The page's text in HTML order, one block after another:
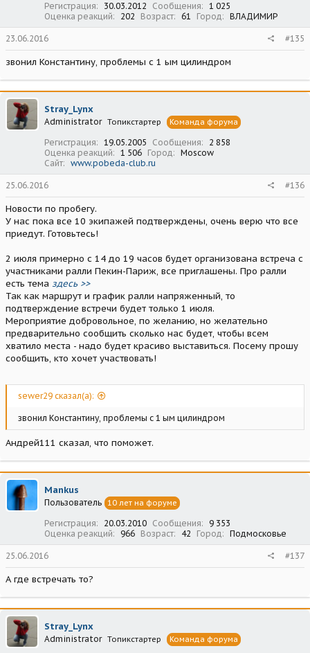
Регистрация 30.03.2012 Сообщения
1 025
Оценка реакций
202 Возраст 61 Город ВЛАДИМИР
23.06.2016 #135
звонил Константину, проблемы с 1 ым цилиндром
Stray_Lynx
Administrator Топикстартер Команда форума
Регистрация 19.05.2005 Сообщения
2 858
Оценка реакций
1 506 Город
Moscow
Сайт
www.pobeda-club.ru
25.06.2016 #136
Новости по пробегу.
У нас пока все 10 экипажей подтверждены, очень верю что все
приедут. Готовьтесь!
2 июля примерно с 14 до 19 часов будет организована встреча с
участниками ралли Пекин-Париж, все приглашены. Про ралли
есть тема здесь >>
Так как маршрут и график ралли напряженный, то
подтверждение встречи будет только 1 июля.
Мероприятие добровольное, по желанию, но желательно
предварительно сообщить сколько нас будет, чтобы всем
хватило места - надо будет красиво выставиться. Посему прошу
сообщить, кто хочет участвовать!
sewer29 сказал(а):
звонил Константину, проблемы с 1 ым цилиндром
Андрей111 сказал, что поможет.
Mankus
Пользователь 10 лет на форуме
Регистрация 20.03.2010 Сообщения
9 353
Оценка реакций
966 Возраст 42 Город Подмосковье
25.06.2016 #137
А где встречать то?
Stray_Lynx
Administrator Топикстартер Команда форума